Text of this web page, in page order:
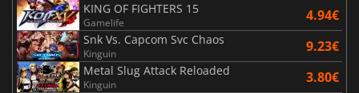
KING OF FIGHTERS 15
Gamelife 4.94€
Snk Vs. Capcom Svc Chaos
Kinguin 9.23€
Metal Slug Attack Reloaded
Kinguin 3.80€